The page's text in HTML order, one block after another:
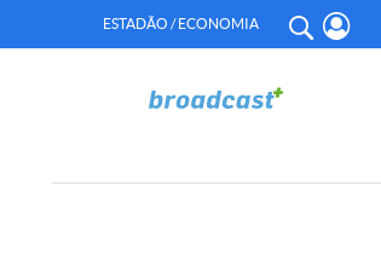
ESTADÃO / ECONOMIA